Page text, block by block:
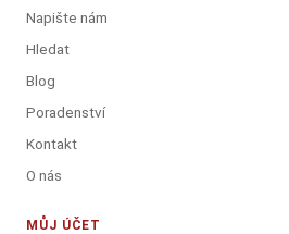
Napište nám
Hledat
Blog
Poradenství
Kontakt
O nás
MŮJ ÚČET